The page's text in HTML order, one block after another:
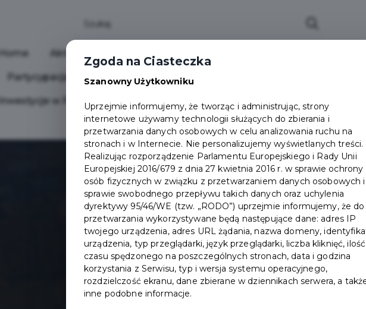
Home Aktualności Wydarzenia
Partycypacja Społeczna Programy
Inwestycje w Pruszczu Mapa Miasta Załatw sprawę
Ochrona ludności
Zgoda na Ciasteczka
Szanowny Użytkowniku
Uprzejmie informujemy, że tworząc i administrując, strony
internetowe używamy technologii służących do zbierania i
przetwarzania danych osobowych w celu analizowania ruchu na
stronach i w Internecie. Nie personalizujemy wyświetlanych treści.
Realizując rozporządzenie Parlamentu Europejskiego i Rady Unii
Europejskiej 2016/679 z dnia 27 kwietnia 2016 r. w sprawie ochrony
osób fizycznych w związku z przetwarzaniem danych osobowych
sprawie swobodnego przepływu takich danych oraz uchylenia
dyrektywy 95/46/WE (tzw. „RODO”) uprzejmie informujemy, że do
przetwarzania wykorzystywane będą następujące dane: adres IP
twojego urządzenia, adres URL żądania, nazwa domeny,
urządzenia, typ przeglądarki, język przeglądarki, liczba kliknięć, ilość
czasu spędzonego na poszczególnych stronach, data i godzina
korzystania z Serwisu, typ i wersja systemu operacyjnego,
rozdzielczość ekranu, dane zbierane w dziennikach serwera, a
inne podobne informacje.